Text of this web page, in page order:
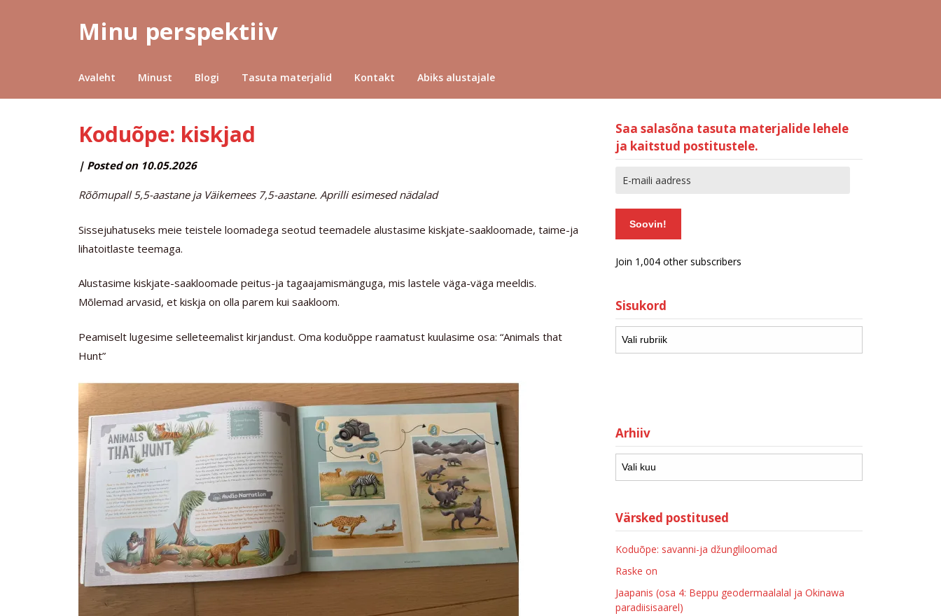
Minu perspektiiv
Avaleht Minust Blogi Tasuta materjalid Kontakt Abiks alustajale
Koduõpe: kiskjad
by
| Posted on 10.05.2026
Rõõmupall 5,5-aastane ja Väikemees 7,5-aastane. Aprilli esimesed nädalad
Sissejuhatuseks meie teistele loomadega seotud teemadele alustasime kiskjate-saakloomade, taime-ja
lihatoitlaste teemaga.
Alustasime kiskjate-saakloomade peitus-ja tagaajamismänguga, mis lastele väga-väga meeldis.
Mõlemad arvasid, et kiskja on olla parem kui saakloom.
Peamiselt lugesime selleteemalist kirjandust. Oma koduõppe raamatust kuulasime osa: “Animals that
Hunt”
Saa salasõna tasuta materjalide lehele
ja kaitstud postitustele.
Soovin!
Join 1,004 other subscribers
Sisukord
Arhiiv
Värsked postitused
Koduõpe: savanni-ja džungliloomad
Raske on
Jaapanis (osa 4: Beppu geodermaalalal ja Okinawa
paradiisisaarel)